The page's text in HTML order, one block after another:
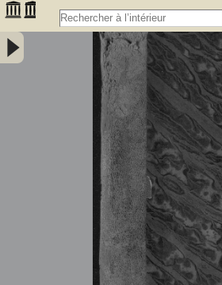
Tableau général du commerce de la
puissances étrangères ... - Année 1836 -